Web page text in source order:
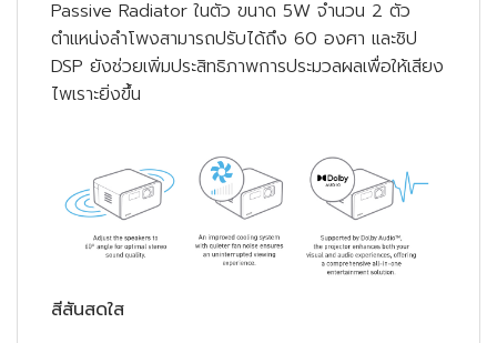
Passive Radiator ในตัว ขนาด 5W จำนวน 2 ตัว
ตำแหน่งลำโพงสามารถปรับได้ถึง 60 องศา และชิป
DSP ยังช่วยเพิ่มประสิทธิภาพการประมวลผลเพื่อให้เสียง
ไพเราะยิ่งขึ้น
สีสันสดใส